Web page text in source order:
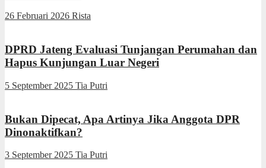
26 Februari 2026 Rista
DPRD Jateng Evaluasi Tunjangan Perumahan dan
Hapus Kunjungan Luar Negeri
5 September 2025 Tia Putri
Bukan Dipecat, Apa Artinya Jika Anggota DPR
Dinonaktifkan?
3 September 2025 Tia Putri